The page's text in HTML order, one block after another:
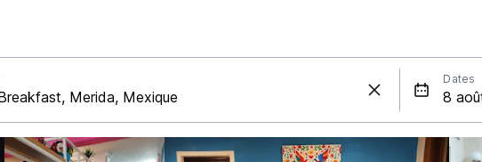
Dates